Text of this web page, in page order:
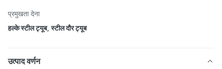
प्रमुखता देना
हल्के स्टील ट्यूब,स्टील दौर ट्यूब
उत्पाद वर्णन